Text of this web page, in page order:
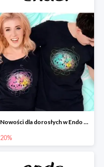
Nowości dla dorosłych w Endo -20%
20%